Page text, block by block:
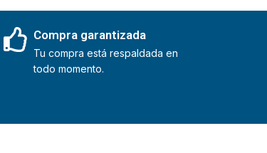
Compra garantizada
Tu compra está respaldada en
todo momento.